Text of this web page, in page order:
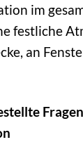
im
festliche
an